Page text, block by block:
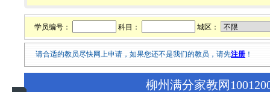
学员编号： 科目： 城区：
请合适的教员尽快网上申请，如果您还不是我们的教员，请先注册 ！
柳州满分家教网